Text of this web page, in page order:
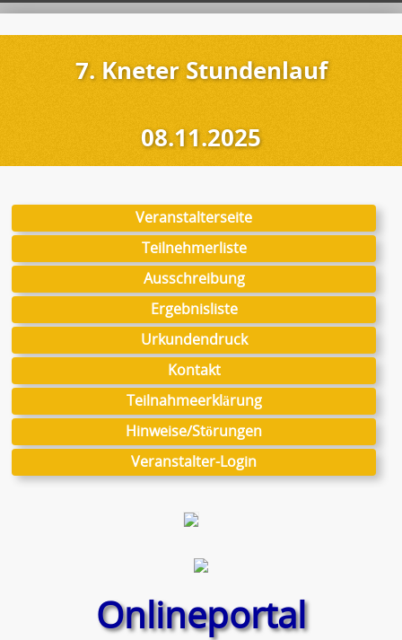
7. Kneter Stundenlauf
08.11.2025
Veranstalterseite
Teilnehmerliste
Ausschreibung
Ergebnisliste
Urkundendruck
Kontakt
Teilnahmeerklärung
Hinweise/Störungen
Veranstalter-Login
Onlineportal